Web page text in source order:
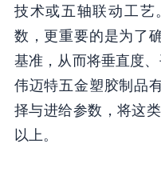
技术或五轴联动工艺
数，更重要的是为了
基准，从而将垂直度
伟迈特五金塑胶制品
择与进给参数，将这
以上。